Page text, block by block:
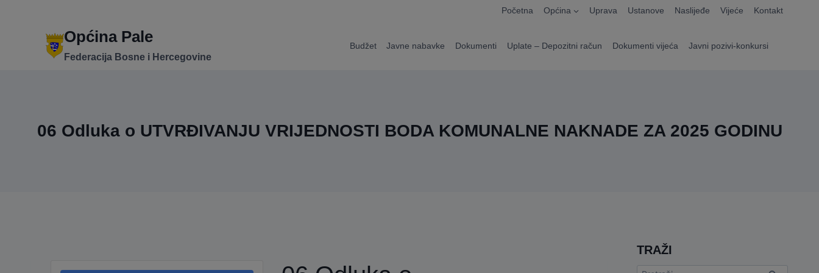
Početna Općina Uprava Ustanove Naslijeđe Vijeće Kontakt
Općina Pale
Federacija Bosne i Hercegovine
Budžet Javne nabavke Dokumenti Uplate – Depozitni račun Dokumenti vijeća Javni pozivi-konkursi
06 Odluka o UTVRĐIVANJU VRIJEDNOSTI BODA KOMUNALNE NAKNADE ZA 2025 GODINU
TRAŽI
Pretraga: